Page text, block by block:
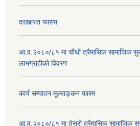
दरखास्त फाराम
आ.व.२०८०/८१ मा चौथो त्रैमासिक सामाजिक
लाभग्राहीको विवरण
कार्य सम्पादन मूल्याङ्कन फारम
आ.व.२०८०/८१ मा तेस्रो त्रैमासिक सामाजिक